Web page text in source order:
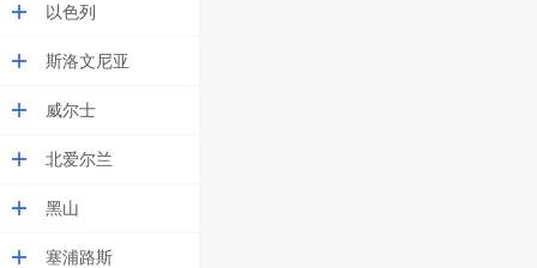
以色列
斯洛文尼亚
威尔士
北爱尔兰
黑山
塞浦路斯